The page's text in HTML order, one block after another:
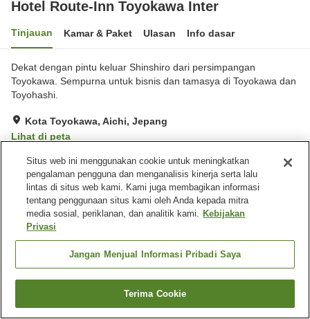
Hotel Route-Inn Toyokawa Inter
Tinjauan Kamar & Paket Ulasan Info dasar
Dekat dengan pintu keluar Shinshiro dari persimpangan
Toyokawa. Sempurna untuk bisnis dan tamasya di Toyokawa dan
Toyohashi.
Kota Toyokawa, Aichi, Jepang
Lihat di peta
Sangat baik Ulasan:283
Fasilitas properti
Tempat parkir
Spa / Salon kecantikan
Restoran
Beranda Jepang Aichi
Kota Toyokawa
Hotel Route-Inn Toyokawa Inter
Cari kamar
Situs web ini menggunakan cookie untuk meningkatkan
pengalaman pengguna dan menganalisis kinerja serta lalu
lintas di situs web kami. Kami juga membagikan informasi
tentang penggunaan situs kami oleh Anda kepada mitra
media sosial, periklanan, dan analitik kami. Kebijakan
Privasi
Jangan Menjual Informasi Pribadi Saya
Terima Cookie